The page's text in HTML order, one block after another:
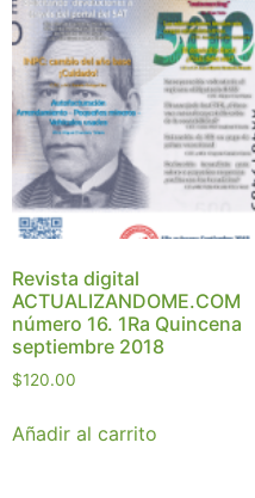
Revista digital
ACTUALIZANDOME.COM
número 16. 1Ra Quincena
septiembre 2018
$120.00
Añadir al carrito